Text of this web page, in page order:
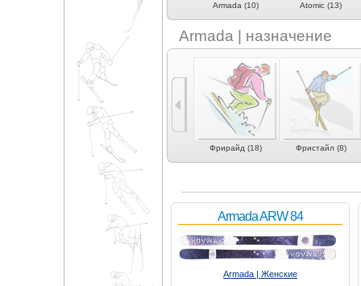
AK Skis (2) Armada (10) Atomic (13)
Armada | назначение
Универсальные (2)
Экспертные
универсальные (2)
Фрирайд (18) Фристайл (8)
Armada ARW 84
Armada | Женские